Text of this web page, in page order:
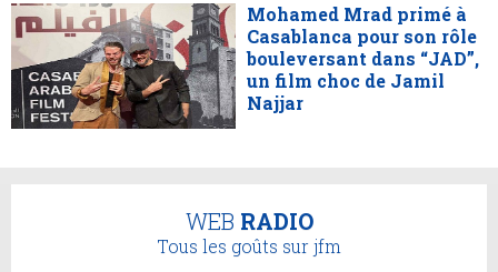
Mohamed Mrad primé à
Casablanca pour son rôle
bouleversant dans “JAD”,
un film choc de Jamil
Najjar
WEB RADIO
Tous les goûts sur jfm